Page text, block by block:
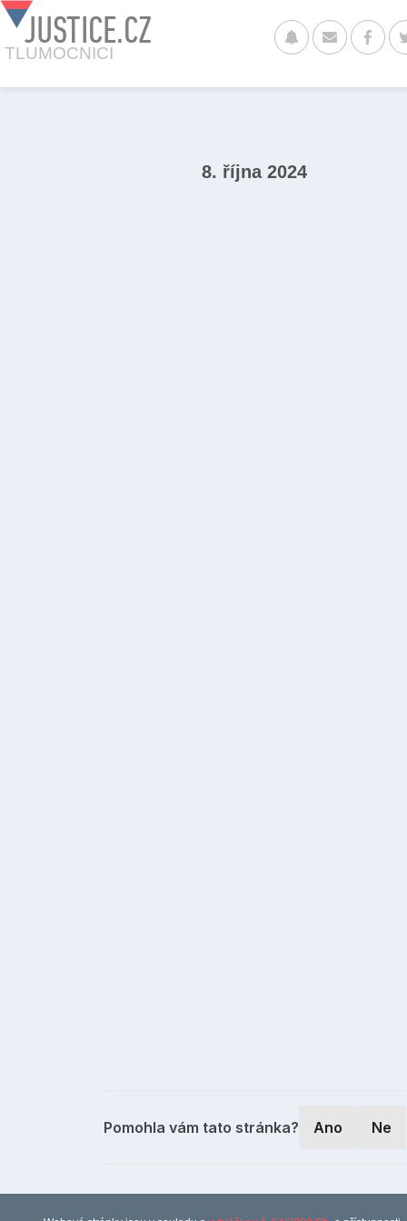
JUSTICE.CZ
TLUMOCNICI
8. října 2024
Pomohla vám tato stránka? Ano Ne